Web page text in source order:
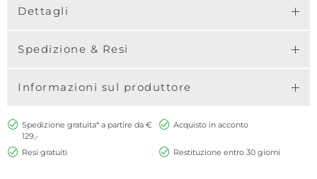
Dettagli
Spedizione & Resi
Informazioni sul produttore
Spedizione gratuita* a partire da €
129,-
Acquisto in acconto
Resi gratuiti Restituzione entro 30 giorni